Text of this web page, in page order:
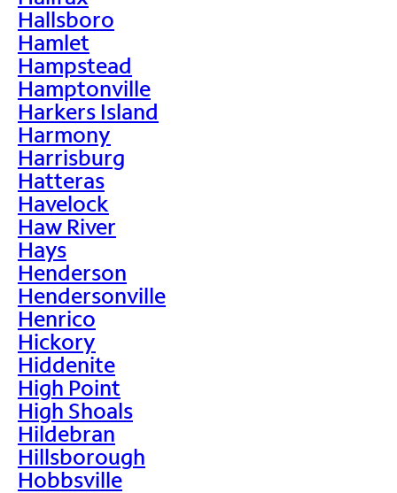
Hallsboro
Hamlet
Hampstead
Hamptonville
Harkers Island
Harmony
Harrisburg
Hatteras
Havelock
Haw River
Hays
Henderson
Hendersonville
Henrico
Hickory
Hiddenite
High Point
High Shoals
Hildebran
Hillsborough
Hobbsville